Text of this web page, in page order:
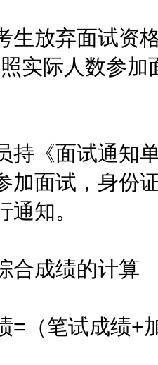
放弃面试资格
实际人数参
《面试通知单
加面试，身份
通知。
成绩的计算
笔试成绩+